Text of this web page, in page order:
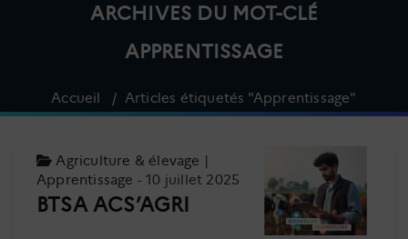
ARCHIVES DU MOT-CLÉ
APPRENTISSAGE
Accueil / Articles étiquetés "Apprentissage"
Agriculture & élevage |
Apprentissage - 10 juillet 2025
BTSA ACS’AGRI